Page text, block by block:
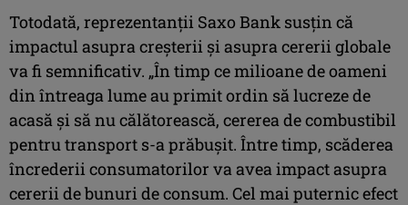
Totodată, reprezentanţii Saxo Bank susţin că
impactul asupra creşterii şi asupra cererii globale
va fi semnificativ. „În timp ce milioane de oameni
din întreaga lume au primit ordin să lucreze de
acasă şi să nu călătorească, cererea de combustibil
pentru transport s-a prăbuşit. Între timp, scăderea
încrederii consumatorilor va avea impact asupra
cererii de bunuri de consum. Cel mai puternic efect